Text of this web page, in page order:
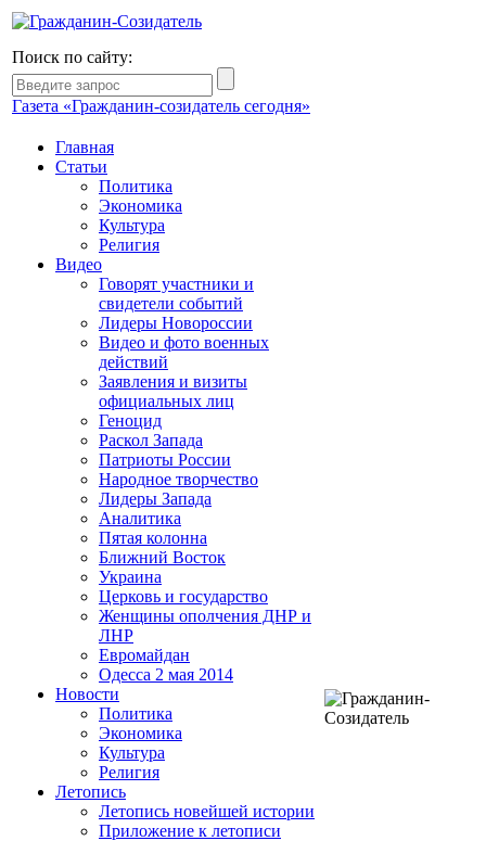
Поиск по сайту:
Газета «Гражданин-созидатель сегодня»
Главная
Статьи
Политика
Экономика
Культура
Религия
Видео
Говорят участники и
свидетели событий
Лидеры Новороссии
Видео и фото военных
действий
Заявления и визиты
официальных лиц
Геноцид
Раскол Запада
Патриоты России
Народное творчество
Лидеры Запада
Аналитика
Пятая колонна
Ближний Восток
Украина
Церковь и государство
Женщины ополчения ДНР и
ЛНР
Евромайдан
Одесса 2 мая 2014
Новости
Политика
Экономика
Культура
Религия
Летопись
Летопись новейшей истории
Приложение к летописи